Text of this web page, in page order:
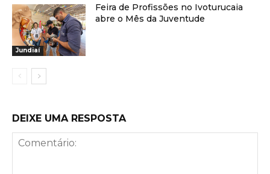
Jundiaí
Feira de Profissões no Ivoturucaia
abre o Mês da Juventude
DEIXE UMA RESPOSTA